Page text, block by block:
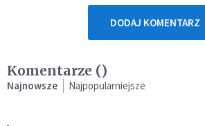
DODAJ KOMENTARZ
Komentarze ()
Najnowsze Najpopularniejsze